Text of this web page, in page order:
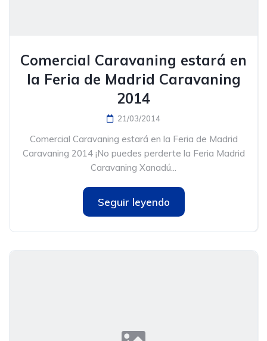
Comercial Caravaning estará en
la Feria de Madrid Caravaning
2014
21/03/2014
Comercial Caravaning estará en la Feria de Madrid
Caravaning 2014 ¡No puedes perderte la Feria Madrid
Caravaning Xanadú...
Seguir leyendo